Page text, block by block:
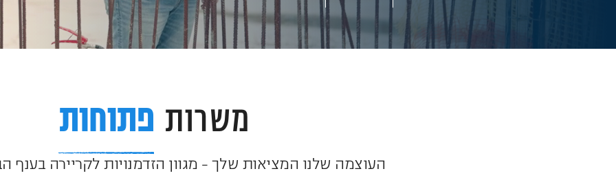
משרות פתוחות
העוצמה שלנו המציאות שלך – מגוון הזדמנויות לקריירה בענף